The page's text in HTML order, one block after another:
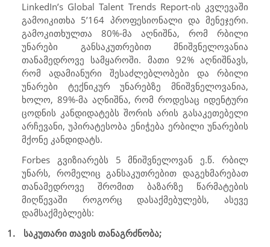
LinkedIn’s Global Talent Trends Report-ის კვლევაში
გამოიკითხა 5’164 პროფესიონალი და მენეჯერი.
გამოკითხულთა 80%-მა აღნიშნა, რომ რბილი
უნარები განსაკუთრებით მნიშვნელოვანია
თანამედროვე სამყაროში. მათი 92% აღნიშნავს,
რომ ადამიანური შესაძლებლობები და რბილი
უნარები ტექნიკურ უნარებზე მნიშვნელოვანია,
ხოლო, 89%-მა აღნიშნა, რომ როდესაც იდენტური
ცოდნის კანდიდატებს შორის არის გასაკეთებელი
არჩევანი, უპირატესობა ენიჭება ერბილი უნარების
მქონე კანდიდატს.
Forbes გვიზიარებს 5 მნიშვნელოვან ე.წ. რბილ
უნარს, რომელიც განსაკუთრებით დაგეხმარებათ
თანამედროვე შრომით ბაზარზე წარმატების
მიღწევაში როგორც დასაქმებულებს, ასევე
დამსაქმებლებს:
1.
საკუთარი თავის თანაგრძნობა;